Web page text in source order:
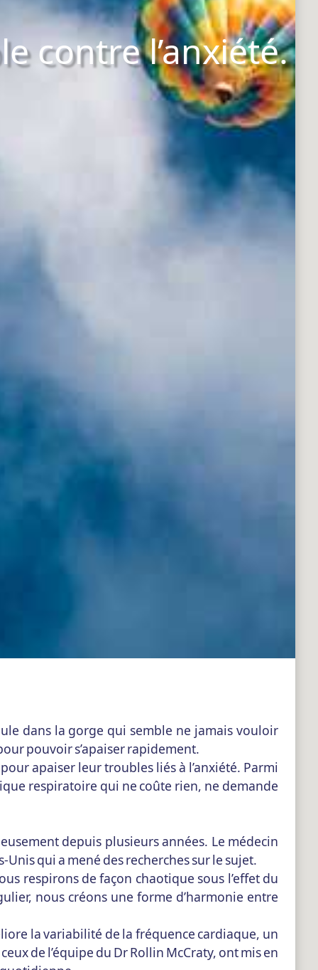
dans la gorge qui semble ne jamais vouloir
pouvoir s’apaiser rapidement.
apaiser leur troubles liés à l’anxiété. Parmi
respiratoire qui ne coûte rien, ne demande
depuis plusieurs années. Le médecin
qui a mené des recherches sur le sujet.
respirons de façon chaotique sous l’effet du
nous créons une forme d’harmonie entre
la variabilité de la fréquence cardiaque, un
de l’équipe du Dr Rollin McCraty, ont mis en